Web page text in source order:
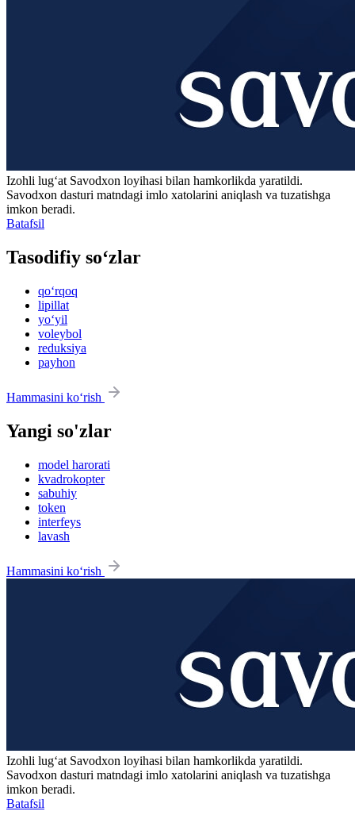
Izohli lugʻat Savodxon loyihasi bilan hamkorlikda yaratildi.
Savodxon dasturi matndagi imlo xatolarini aniqlash va tuzatishga
imkon beradi.
Batafsil
Tasodifiy so‘zlar
qo‘rqoq
lipillat
yo‘yil
voleybol
reduksiya
payhon
Hammasini ko‘rish
Yangi so'zlar
model harorati
kvadrokopter
sabuhiy
token
interfeys
lavash
Hammasini ko‘rish
Izohli lugʻat Savodxon loyihasi bilan hamkorlikda yaratildi.
Savodxon dasturi matndagi imlo xatolarini aniqlash va tuzatishga
imkon beradi.
Batafsil